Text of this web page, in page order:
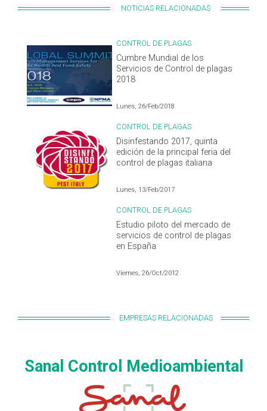
NOTICIAS RELACIONADAS
CONTROL DE PLAGAS
Cumbre Mundial de los
Servicios de Control de plagas
2018
Lunes, 26/Feb/2018
CONTROL DE PLAGAS
Disinfestando 2017, quinta
edición de la principal feria del
control de plagas italiana
Lunes, 13/Feb/2017
CONTROL DE PLAGAS
Estudio piloto del mercado de
servicios de control de plagas
en España
Viernes, 26/Oct/2012
EMPRESAS RELACIONADAS
Sanal Control Medioambiental